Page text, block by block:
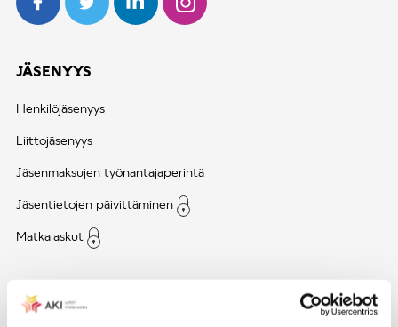
JÄSENYYS
Henkilöjäsenyys
Liittojäsenyys
Jäsenmaksujen työnantajaperintä
Jäsentietojen päivittäminen
Matkalaskut
AJANKOHTAISTA